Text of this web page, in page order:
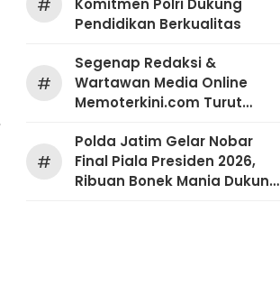
#
Komitmen Polri Dukung
Pendidikan Berkualitas
#
Segenap Redaksi &
Wartawan Media Online
Memoterkini.com Turut
H.M.Sholeh.S.H
#
Polda Jatim Gelar Nobar
Final Piala Presiden 2026,
Ribuan Bonek Mania Dukung